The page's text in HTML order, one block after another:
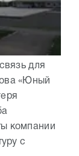
для
«Юный
компании
с